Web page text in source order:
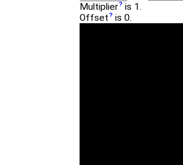
Multiplier is 1.
Offset is 0.